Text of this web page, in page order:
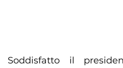
Soddisfatto il